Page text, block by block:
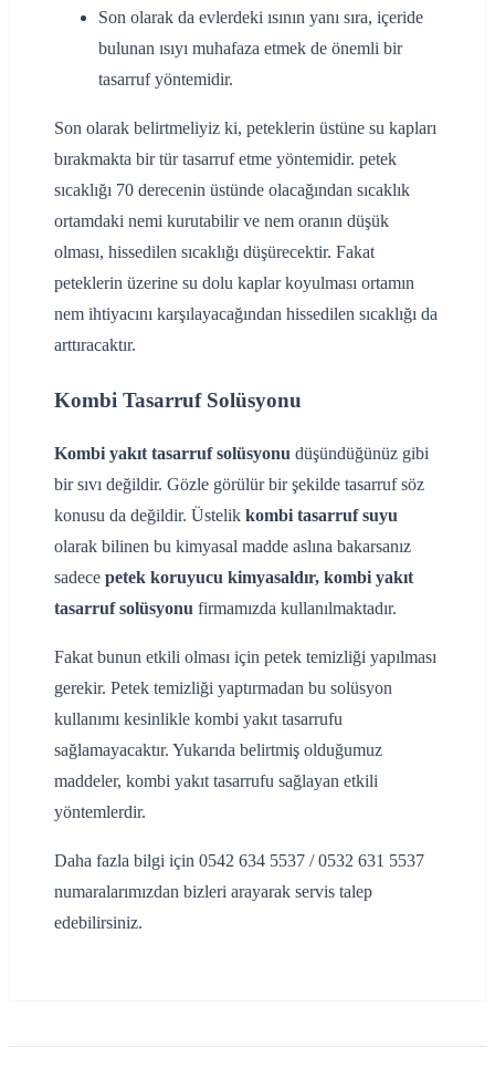
Son olarak da evlerdeki ısının yanı sıra, içeride
bulunan ısıyı muhafaza etmek de önemli bir
tasarruf yöntemidir.
Son olarak belirtmeliyiz ki, peteklerin üstüne su kapları
bırakmakta bir tür tasarruf etme yöntemidir. petek
sıcaklığı 70 derecenin üstünde olacağından sıcaklık
ortamdaki nemi kurutabilir ve nem oranın düşük
olması, hissedilen sıcaklığı düşürecektir. Fakat
peteklerin üzerine su dolu kaplar koyulması ortamın
nem ihtiyacını karşılayacağından hissedilen sıcaklığı da
arttıracaktır.
Kombi Tasarruf Solüsyonu
Kombi yakıt tasarruf solüsyonu düşündüğünüz gibi
bir sıvı değildir. Gözle görülür bir şekilde tasarruf söz
konusu da değildir. Üstelik kombi tasarruf suyu
olarak bilinen bu kimyasal madde aslına bakarsanız
sadece petek koruyucu kimyasaldır, kombi yakıt
tasarruf solüsyonu firmamızda kullanılmaktadır.
Fakat bunun etkili olması için petek temizliği yapılması
gerekir. Petek temizliği yaptırmadan bu solüsyon
kullanımı kesinlikle kombi yakıt tasarrufu
sağlamayacaktır. Yukarıda belirtmiş olduğumuz
maddeler, kombi yakıt tasarrufu sağlayan etkili
yöntemlerdir.
Daha fazla bilgi için 0542 634 5537 / 0532 631 5537
numaralarımızdan bizleri arayarak servis talep
edebilirsiniz.